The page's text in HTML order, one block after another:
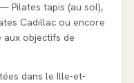
Pilates tapis (au sol),
Cadillac ou encore
objectifs de
dans le Ille-et-